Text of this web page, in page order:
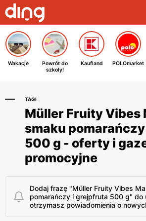
Wakacje
Powrót do
szkoły!
Kaufland POLOmarket
TAGI
Müller Fruity Vibes
smaku
500 g - oferty i
promocyjne
Dodaj frazę "Müller Fruity Vibes
pomarańczy i grejpfruta 500 g" do
otrzymasz powiadomienia o